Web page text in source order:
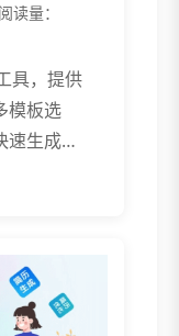
阅读量：
具，提供
模板选
生成专